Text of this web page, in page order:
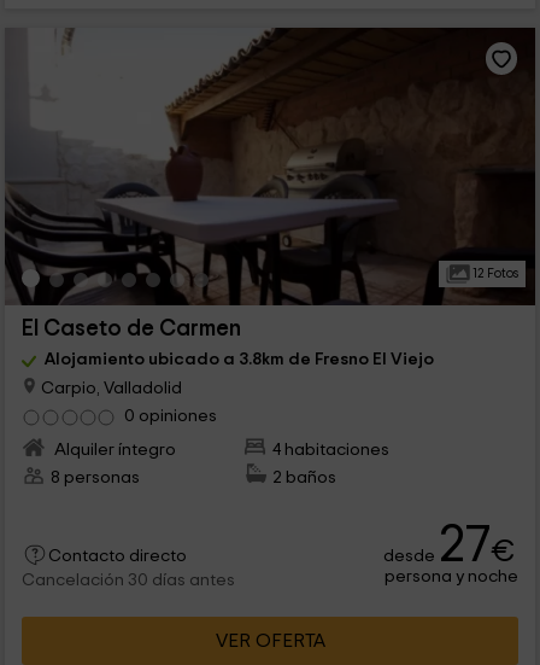
12 Fotos
El Caseto de Carmen
Alojamiento ubicado a 3.8km de Fresno El Viejo
Carpio, Valladolid
0 opiniones
Alquiler íntegro
4 habitaciones
8 personas
2 baños
Contacto directo
Cancelación 30 días antes
desde 27€
persona y noche
VER OFERTA